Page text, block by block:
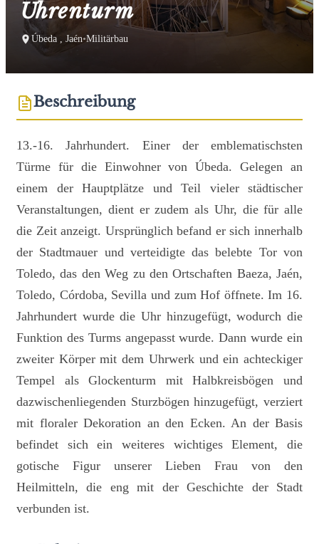
Uhrenturm
Úbeda , Jaén•Militärbau
Beschreibung
13.-16. Jahrhundert. Einer der emblematischsten
Türme für die Einwohner von Úbeda. Gelegen an
einem der Hauptplätze und Teil vieler städtischer
Veranstaltungen, dient er zudem als Uhr, die für alle
die Zeit anzeigt. Ursprünglich befand er sich innerhalb
der Stadtmauer und verteidigte das belebte Tor von
Toledo, das den Weg zu den Ortschaften Baeza, Jaén,
Toledo, Córdoba, Sevilla und zum Hof öffnete. Im 16.
Jahrhundert wurde die Uhr hinzugefügt, wodurch die
Funktion des Turms angepasst wurde. Dann wurde ein
zweiter Körper mit dem Uhrwerk und ein achteckiger
Tempel als Glockenturm mit Halbkreisbögen und
dazwischenliegenden Sturzbögen hinzugefügt, verziert
mit floraler Dekoration an den Ecken. An der Basis
befindet sich ein weiteres wichtiges Element, die
gotische Figur unserer Lieben Frau von den
Heilmitteln, die eng mit der Geschichte der Stadt
verbunden ist.